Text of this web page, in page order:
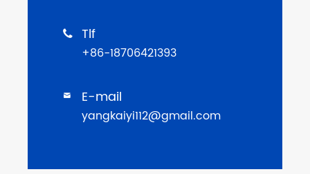
 Tlf
+86-18706421393
 E-mail
yangkaiyi112@gmail.com